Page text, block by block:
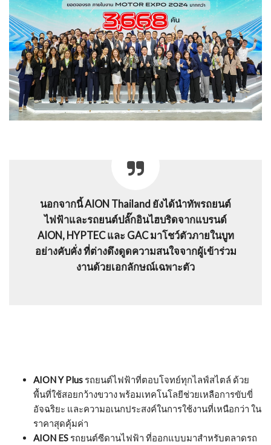
นอกจากนี้ AION Thailand ยังได้นำทัพรถยนต์
ไฟฟ้าและรถยนต์ปลั๊กอินไฮบริดจากแบรนด์
AION, HYPTEC และ GAC มาโชว์ตัวภายในบูท
อย่างคับคั่ง ที่ต่างดึงดูดความสนใจจากผู้เข้าร่วม
งานด้วยเอกลักษณ์เฉพาะตัว